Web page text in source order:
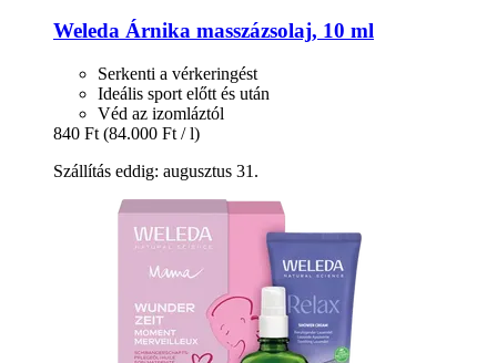
Weleda Árnika masszázsolaj, 10 ml
Serkenti a vérkeringést
Ideális sport előtt és után
Véd az izomláztól
840 Ft (84.000 Ft / l)
Szállítás eddig: augusztus 31.